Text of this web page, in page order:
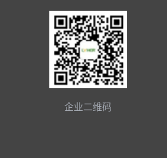
企业二维码